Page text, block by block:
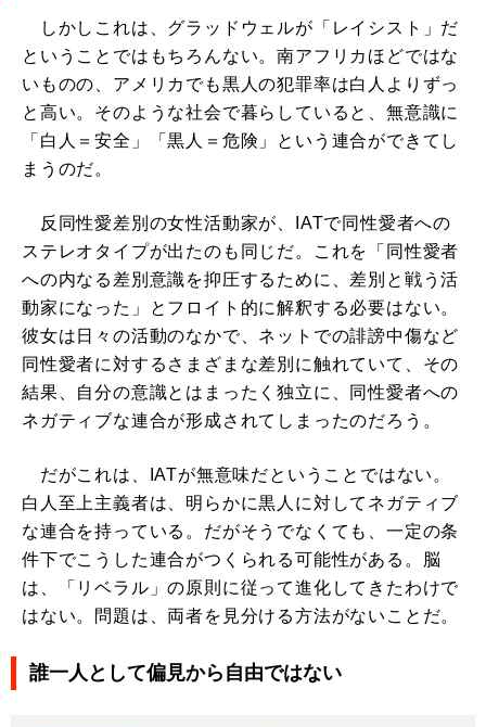
しかしこれは、グラッドウェルが「レイシスト」だ
ということではもちろんない。南アフリカほどではな
いものの、アメリカでも黒人の犯罪率は白人よりずっ
と高い。そのような社会で暮らしていると、無意識に
「白人＝安全」「黒人＝危険」という連合ができてし
まうのだ。
反同性愛差別の女性活動家が、IATで同性愛者への
ステレオタイプが出たのも同じだ。これを「同性愛者
への内なる差別意識を抑圧するために、差別と戦う活
動家になった」とフロイト的に解釈する必要はない。
彼女は日々の活動のなかで、ネットでの誹謗中傷など
同性愛者に対するさまざまな差別に触れていて、その
結果、自分の意識とはまったく独立に、同性愛者への
ネガティブな連合が形成されてしまったのだろう。
だがこれは、IATが無意味だということではない。
白人至上主義者は、明らかに黒人に対してネガティブ
な連合を持っている。だがそうでなくても、一定の条
件下でこうした連合がつくられる可能性がある。脳
は、「リベラル」の原則に従って進化してきたわけで
はない。問題は、両者を見分ける方法がないことだ。
誰一人として偏見から自由ではない